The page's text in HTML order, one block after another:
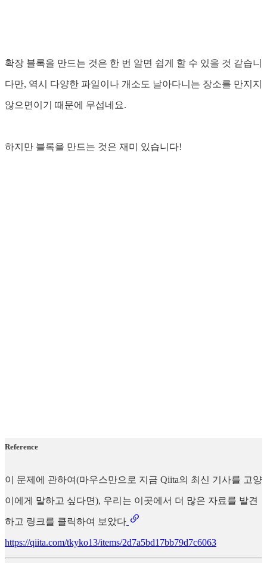
확장 블록을 만드는 것은 한 번 알면 쉽게 할 수 있을 것 같습니
다만, 역시 다양한 파일이나 개소도 날아다니는 장소를 만지지
않으면이기 때문에 무섭네요.
하지만 블록을 만드는 것은 재미 있습니다!
Reference
이 문제에 관하여(마우스만으로 지금 Qiita의 최신 기사를 고양
이에게 말하고 싶다면), 우리는 이곳에서 더 많은 자료를 발견
하고 링크를 클릭하여 보았다
https://qiita.com/tkyko13/items/2d7a5bd17bb79d7c6063